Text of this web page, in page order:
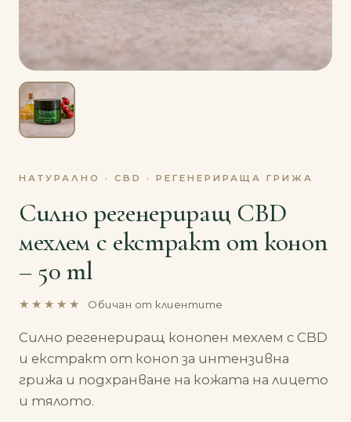
НАТУРАЛНО · CBD · РЕГЕНЕРИРАЩА ГРИЖА
Силно регенериращ CBD
мехлем с екстракт от коноп
– 50 ml
★★★★★ Обичан от клиентите
Силно регенериращ конопен мехлем с CBD
и екстракт от коноп за интензивна
грижа и подхранване на кожата на лицето
и тялото.